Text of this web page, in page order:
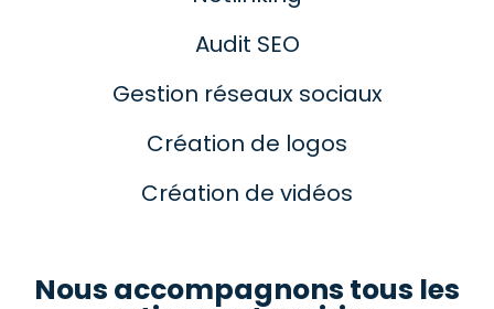
Audit SEO
Gestion réseaux sociaux
Création de logos
Création de vidéos
Nous accompagnons tous les